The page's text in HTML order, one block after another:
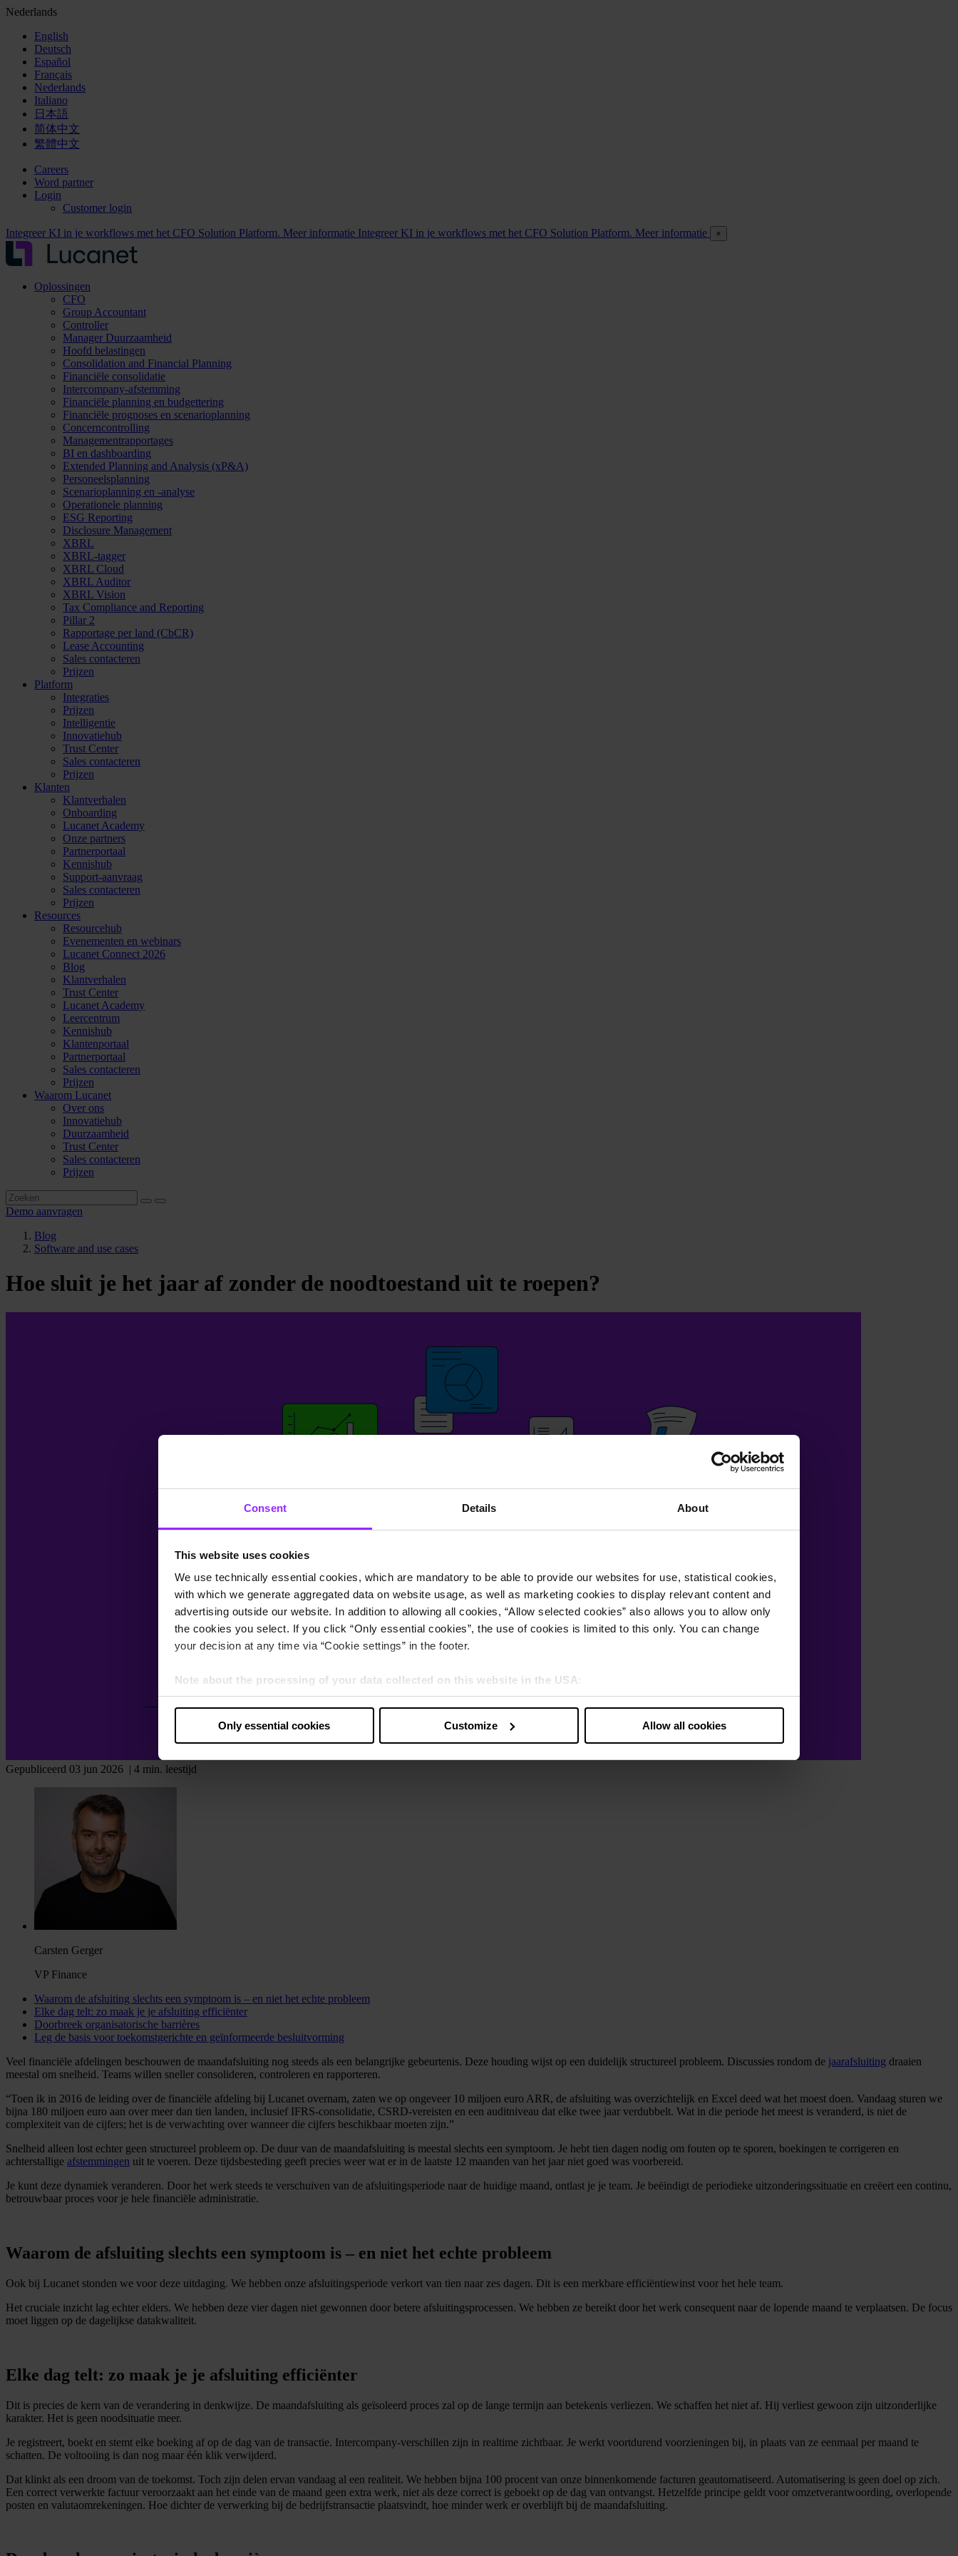
Consent Details About
This website uses cookies
We use technically essential cookies, which are mandatory to be able to provide our websites for use, statistical cookies,
with which we generate aggregated data on website usage, as well as marketing cookies to display relevant content and
advertising outside our website. In addition to allowing all cookies, “Allow selected cookies” also allows you to allow only
the cookies you select. If you click “Only essential cookies”, the use of cookies is limited to this only. You can change
your decision at any time via “Cookie settings” in the footer.
Note about the processing of your data collected on this website in the USA :
By clicking “Allow all cookies” you also agree that your data will be processed in the USA. The European Court of Justice
judges the USA to be a country with a level of data protection that is inadequate by EU standards. There is a particular risk
that your data may be processed by US authorities.
Only essential cookies Customize Allow all cookies
Nederlands
English
Deutsch
Español
Français
Nederlands
Italiano
日本語
简体中文
繁體中文
Careers
Word partner
Login
Customer login
Integreer KI in je workflows met het CFO Solution Platform. Meer informatie Integreer KI in je workflows met het CFO Solution Platform. Meer informatie ×
Oplossingen
CFO
Group Accountant
Controller
Manager Duurzaamheid
Hoofd belastingen
Consolidation and Financial Planning
Financiële consolidatie
Intercompany-afstemming
Financiële planning en budgettering
Financiële prognoses en scenarioplanning
Concerncontrolling
Managementrapportages
BI en dashboarding
Extended Planning and Analysis (xP&A)
Personeelsplanning
Scenarioplanning en -analyse
Operationele planning
ESG Reporting
Disclosure Management
XBRL
XBRL-tagger
XBRL Cloud
XBRL Auditor
XBRL Vision
Tax Compliance and Reporting
Pillar 2
Rapportage per land (CbCR)
Lease Accounting
Sales contacteren
Prijzen
Platform
Integraties
Prijzen
Intelligentie
Innovatiehub
Trust Center
Sales contacteren
Prijzen
Klanten
Klantverhalen
Onboarding
Lucanet Academy
Onze partners
Partnerportaal
Kennishub
Support-aanvraag
Sales contacteren
Prijzen
Resources
Resourcehub
Evenementen en webinars
Lucanet Connect 2026
Blog
Klantverhalen
Trust Center
Lucanet Academy
Leercentrum
Kennishub
Klantenportaal
Partnerportaal
Sales contacteren
Prijzen
Waarom Lucanet
Over ons
Innovatiehub
Duurzaamheid
Trust Center
Sales contacteren
Prijzen
Demo aanvragen
Blog
Software and use cases
Hoe sluit je het jaar af zonder de noodtoestand uit te roepen?
Gepubliceerd 03 jun 2026 | 4 min. leestijd
Carsten Gerger
VP Finance
Waarom de afsluiting slechts een symptoom is – en niet het echte probleem
Elke dag telt: zo maak je je afsluiting efficiënter
Doorbreek organisatorische barrières
Leg de basis voor toekomstgerichte en geïnformeerde besluitvorming
Veel financiële afdelingen beschouwen de maandafsluiting nog steeds als een belangrijke gebeurtenis. Deze houding wijst op een duidelijk structureel probleem. Discussies rondom de jaarafsluiting draaien
meestal om snelheid. Teams willen sneller consolideren, controleren en rapporteren.
Toen ik in 2016 de leiding over de financiële afdeling bij Lucanet overnam, zaten we op ongeveer 10 miljoen euro ARR, de afsluiting was overzichtelijk en Excel deed wat het moest doen. Vandaag sturen we
bijna 180 miljoen euro aan over meer dan tien landen, inclusief IFRS-consolidatie, CSRD-vereisten en een auditniveau dat elke twee jaar verdubbelt. Wat in die periode het meest is veranderd, is niet de
complexiteit van de cijfers; het is de verwachting over wanneer die cijfers beschikbaar moeten zijn.
Snelheid alleen lost echter geen structureel probleem op. De duur van de maandafsluiting is meestal slechts een symptoom. Je hebt tien dagen nodig om fouten op te sporen, boekingen te corrigeren en
achterstallige afstemmingen uit te voeren. Deze tijdsbesteding geeft precies weer wat er in de laatste 12 maanden van het jaar niet goed was voorbereid.
Je kunt deze dynamiek veranderen. Door het werk steeds te verschuiven van de afsluitingsperiode naar de huidige maand, ontlast je je team. Je beëindigt de periodieke uitzonderingssituatie en creëert een continu,
betrouwbaar proces voor je hele financiële administratie.
Waarom de afsluiting slechts een symptoom is – en niet het echte probleem
Ook bij Lucanet stonden we voor deze uitdaging. We hebben onze afsluitingsperiode verkort van tien naar zes dagen. Dit is een merkbare efficiëntiewinst voor het hele team.
Het cruciale inzicht lag echter elders. We hebben deze vier dagen niet gewonnen door betere afsluitingsprocessen. We hebben ze bereikt door het werk consequent naar de lopende maand te verplaatsen. De focus
moet liggen op de dagelijkse datakwaliteit.
Elke dag telt: zo maak je je afsluiting efficiënter
Dit is precies de kern van de verandering in denkwijze. De maandafsluiting als geïsoleerd proces zal op de lange termijn aan betekenis verliezen. We schaffen het niet af. Hij verliest gewoon zijn uitzonderlijke
karakter. Het is geen noodsituatie meer.
Je registreert, boekt en stemt elke boeking af op de dag van de transactie. Intercompany-verschillen zijn in realtime zichtbaar. Je werkt voortdurend voorzieningen bij, in plaats van ze eenmaal per maand te
schatten. De voltooiing is dan nog maar één klik verwijderd.
Dat klinkt als een droom van de toekomst. Toch zijn delen ervan vandaag al een realiteit. We hebben bijna 100 procent van onze binnenkomende facturen geautomatiseerd. Automatisering is geen doel op zich.
Een correct verwerkte factuur veroorzaakt aan het einde van de maand geen extra werk, niet als deze correct is geboekt op de dag van ontvangst. Hetzelfde principe geldt voor omzetverantwoording, overlopende
posten en valutaomrekeningen. Hoe dichter de verwerking bij de bedrijfstransactie plaatsvindt, hoe minder werk er overblijft bij de maandafsluiting.